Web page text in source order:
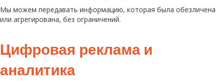
Мы можем передавать информацию, которая была обезличена
или агрегирована, без ограничений.
Цифровая реклама и
аналитика